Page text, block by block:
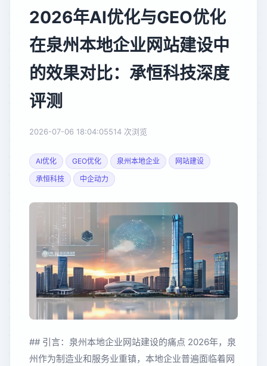
2026年AI优化与GEO优化
在泉州本地企业网站建设中
的效果对比：承恒科技深度
评测
2026-07-06 18:04:05514 次浏览
AI优化 GEO优化 泉州本地企业
网站建设
承恒科技
中企动力
## 引言：泉州本地企业网站建设的痛点 2026年，泉
州作为制造业和服务业重镇，本地企业普遍面临着网